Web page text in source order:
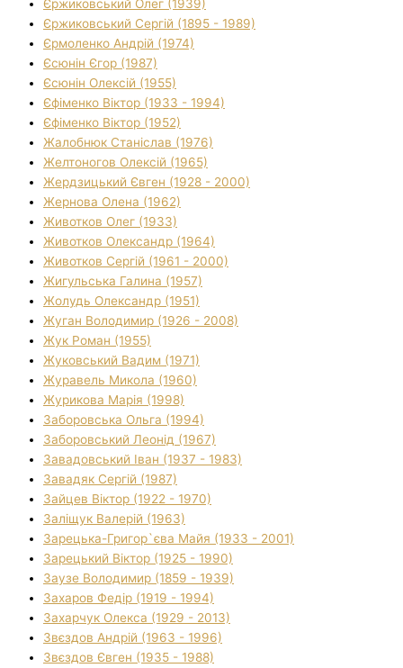
Єржиковський Олег (1939)
Єржиковський Сергій (1895 - 1989)
Єрмоленко Андрій (1974)
Єсюнін Єгор (1987)
Єсюнін Олексій (1955)
Єфіменко Віктор (1933 - 1994)
Єфіменко Віктор (1952)
Жалобнюк Станіслав (1976)
Желтоногов Олексій (1965)
Жердзицький Євген (1928 - 2000)
Жернова Олена (1962)
Животков Олег (1933)
Животков Олександр (1964)
Животков Сергій (1961 - 2000)
Жигульська Галина (1957)
Жолудь Олександр (1951)
Жуган Володимир (1926 - 2008)
Жук Роман (1955)
Жуковський Вадим (1971)
Журавель Микола (1960)
Журикова Марія (1998)
Заборовська Ольга (1994)
Заборовський Леонід (1967)
Завадовський Іван (1937 - 1983)
Завадяк Сергій (1987)
Зайцев Віктор (1922 - 1970)
Заліщук Валерій (1963)
Зарецька-Григор`єва Майя (1933 - 2001)
Зарецький Віктор (1925 - 1990)
Заузе Володимир (1859 - 1939)
Захаров Федір (1919 - 1994)
Захарчук Олекса (1929 - 2013)
Звєздов Андрій (1963 - 1996)
Звєздов Євген (1935 - 1988)